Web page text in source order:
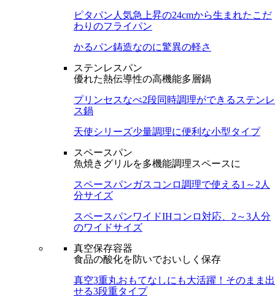
ピタパン 人気急上昇の24cmから生まれたこだ
わりのフライパン
かるパン鋳造なのに驚異の軽さ
ステンレスパン
優れた熱伝導性の高機能多層鍋
プリンセスなべ2段同時調理ができるステンレ
ス鍋
天使シリーズ少量調理に便利な小型タイプ
スペースパン
魚焼きグリルを多機能調理スペースに
スペースパンガスコンロ調理で使える1～2人
分サイズ
スペースパンワイドIHコンロ対応、2～3人分
のワイドサイズ
真空保存容器
食品の酸化を防いでおいしく保存
真空3重丸おもてなしにも大活躍！そのまま出
せる3段重タイプ